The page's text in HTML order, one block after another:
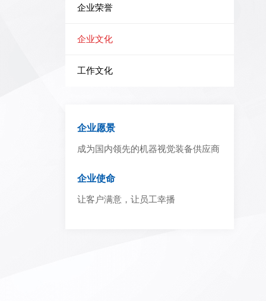
企业荣誉
企业文化
工作文化
企业愿景
成为国内领先的机器视觉装备供应商
企业使命
让客户满意，让员工幸播